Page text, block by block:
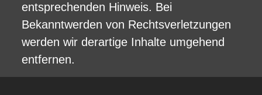
entsprechenden Hinweis. Bei
Bekanntwerden von Rechtsverletzungen
werden wir derartige Inhalte umgehend
entfernen.